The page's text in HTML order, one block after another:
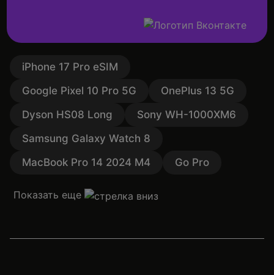
iPhone 17 Pro eSIM
Google Pixel 10 Pro 5G
OnePlus 13 5G
Dyson HS08 Long
Sony WH-1000XM6
Samsung Galaxy Watch 8
MacBook Pro 14 2024 M4
Go Pro
Показать еще